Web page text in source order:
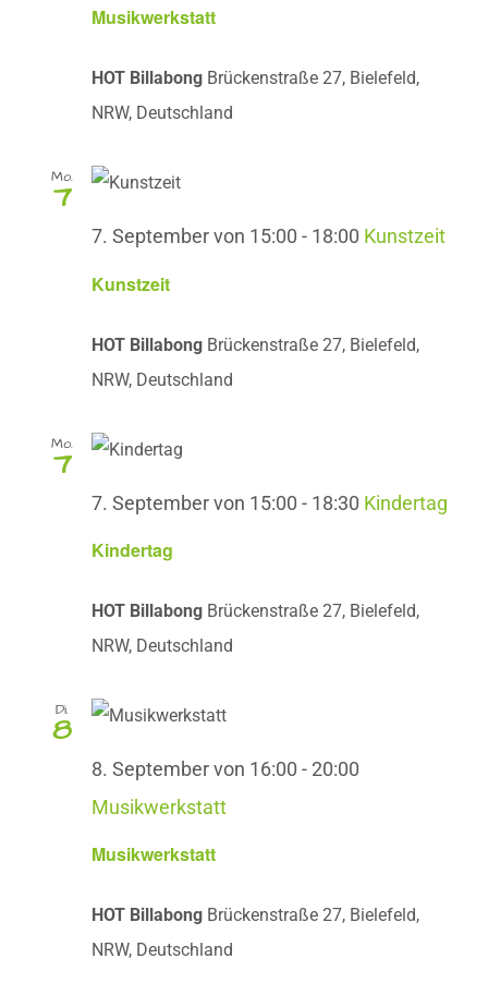
Musikwerkstatt
HOT Billabong Brückenstraße 27, Bielefeld,
NRW, Deutschland
Mo.
7
Kunstzeit
7. September von 15:00 - 18:00 Kunstzeit
HOT Billabong Brückenstraße 27, Bielefeld,
NRW, Deutschland
Mo.
7
Kindertag
7. September von 15:00 - 18:30 Kindertag
HOT Billabong Brückenstraße 27, Bielefeld,
NRW, Deutschland
Di.
8
Musikwerkstatt
8. September von 16:00 - 20:00
Musikwerkstatt
HOT Billabong Brückenstraße 27, Bielefeld,
NRW, Deutschland